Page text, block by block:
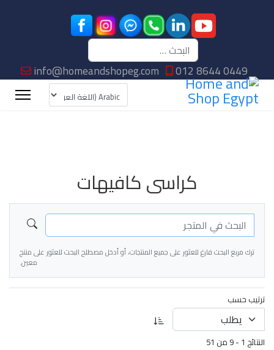
البحث
012 8644 0449
info@homeandshopeg.com
كراسى كافيهات
ترك مربع البحث فارغ للعثور على جميع المنتجات، أو أدخل مصطلح البحث للعثور على منتج
معين.
ترتيب حسب
النتائج 1 - 9 من 51